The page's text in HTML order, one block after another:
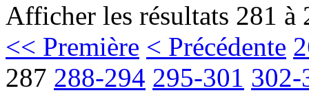
Afficher les résultats 281 à
<< Première < Précédente
287 288-294 295-301 302-